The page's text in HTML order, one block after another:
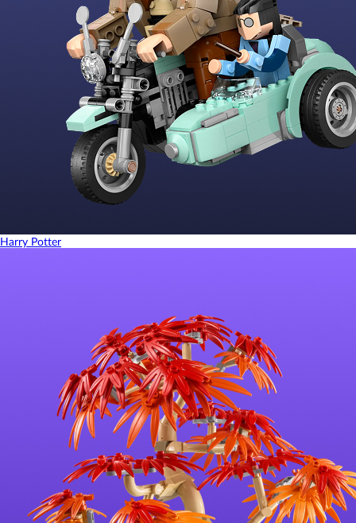
Harry Potter